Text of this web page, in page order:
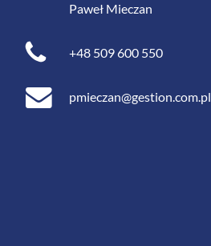
Paweł Mieczan
+48 509 600 550
pmieczan@gestion.com.pl